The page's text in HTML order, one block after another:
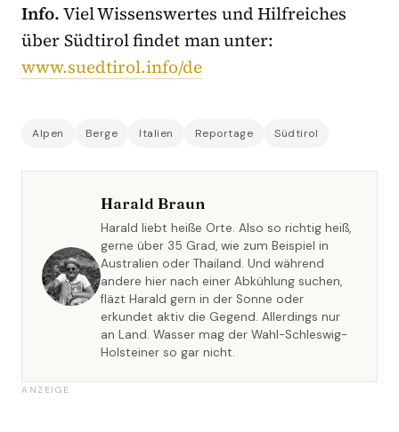
Info.Viel Wissenswertes und Hilfreiches
über Südtirol findet man unter:
www.suedtirol.info/de
Alpen Berge Italien Reportage Südtirol
Harald Braun
Harald liebt heiße Orte. Also so richtig heiß,
gerne über 35 Grad, wie zum Beispiel in
Australien oder Thailand. Und während
andere hier nach einer Abkühlung suchen,
fläzt Harald gern in der Sonne oder
erkundet aktiv die Gegend. Allerdings nur
an Land. Wasser mag der Wahl-Schleswig-
Holsteiner so gar nicht.
ANZEIGE